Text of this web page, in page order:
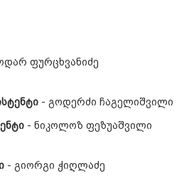
ფურცხვანიძე
- გოდერძი ჩაგელიშვილი
- ნიკოლოზ ფეზუაშვილი
- გიორგი ჭიღლაძე